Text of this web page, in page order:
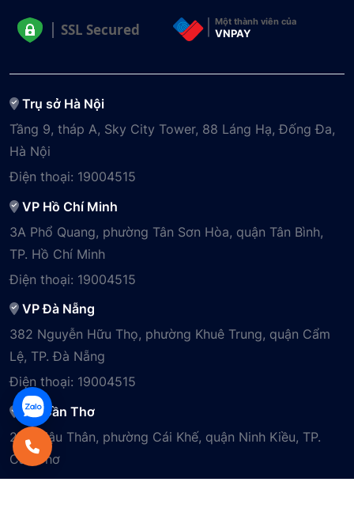
SSL Secured Một thành viên của
VNPAY
Trụ sở Hà Nội
Tầng 9, tháp A, Sky City Tower, 88 Láng Hạ, Đống Đa,
Hà Nội
Điện thoại: 19004515
VP Hồ Chí Minh
3A Phổ Quang, phường Tân Sơn Hòa, quận Tân Bình,
TP. Hồ Chí Minh
Điện thoại: 19004515
VP Đà Nẵng
382 Nguyễn Hữu Thọ, phường Khuê Trung, quận Cẩm
Lệ, TP. Đà Nẵng
Điện thoại: 19004515
VP Cần Thơ
29B Mậu Thân, phường Cái Khế, quận Ninh Kiều, TP.
Cần Thơ
Điện thoại:19004515